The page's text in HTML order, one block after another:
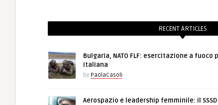
RECENT ARTICLES
Bulgaria, NATO FLF: esercitazione a fuoco
italiana
by PaolaCasoli
Aerospazio e leadership femminile: il